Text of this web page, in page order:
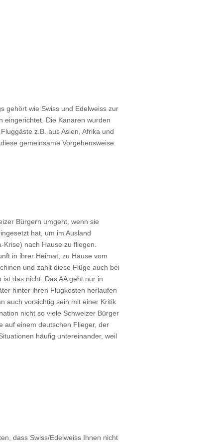
gehört wie Swiss und Edelweiss zur
eingerichtet. Die Kanaren wurden
z.B. aus Asien, Afrika und
gemeinsame Vorgehensweise.
Bürgern umgeht, wenn sie
hat, um im Ausland
nach Hause zu fliegen.
in ihrer Heimat, zu Hause vom
und zahlt diese Flüge auch bei
das nicht. Das AA geht nur in
hinter ihren Flugkosten herlaufen
auch vorsichtig sein mit einer Kritik
nicht so viele Schweizer Bürger
auf einem deutschen Flieger, der
häufig untereinander, weil
dass Swiss/Edelweiss Ihnen nicht